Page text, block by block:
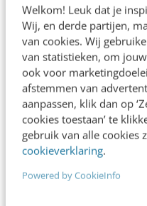
Welkom! Leuk dat je
Wij, en derde partijen,
van cookies. Wij
van statistieken, om
ook voor
afstemmen van
aanpassen, klik dan op
cookies toestaan’ te
gebruik van alle cookies
cookieverklaring.
Powered by CookieInfo
branche?
Is er nog plek bij de
Is de training
Kan ik een optie